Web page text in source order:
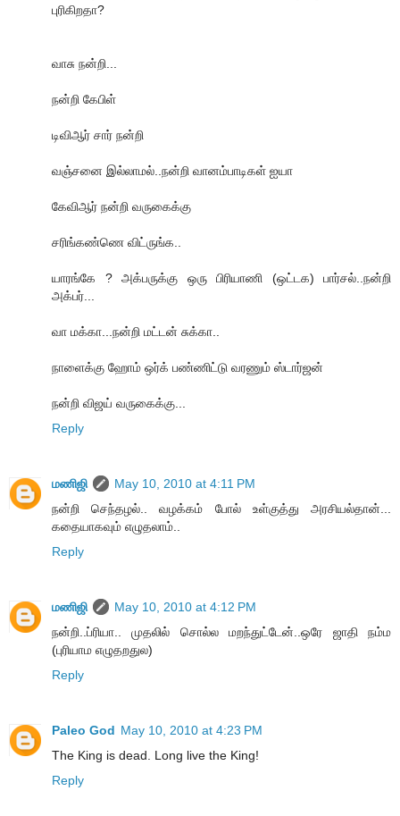
புரிகிறதா?
வாசு நன்றி...
நன்றி கேபிள்
டிவிஆர் சார் நன்றி
வஞ்சனை இல்லாமல்..நன்றி வானம்பாடிகள் ஐயா
கேவிஆர் நன்றி வருகைக்கு
சரிங்கண்ணெ விட்ருங்க..
யாரங்கே ? அக்பருக்கு ஒரு பிரியாணி (ஒட்டக) பார்சல்..நன்றி
அக்பர்...
வா மக்கா...நன்றி மட்டன் சுக்கா..
நாளைக்கு ஹோம் ஒர்க் பண்ணிட்டு வரணும் ஸ்டார்ஜன்
நன்றி விஜய் வருகைக்கு...
Reply
மணிஜி
May 10, 2010 at 4:11 PM
நன்றி செந்தழல்.. வழக்கம் போல் உள்குத்து அரசியல்தான்...
கதையாகவும் எழுதலாம்..
Reply
மணிஜி
May 10, 2010 at 4:12 PM
நன்றி..ப்ரியா.. முதலில் சொல்ல மறந்துட்டேன்..ஒரே ஜாதி நம்ம
(புரியாம எழுதறதுல)
Reply
Paleo God May 10, 2010 at 4:23 PM
The King is dead. Long live the King!
Reply